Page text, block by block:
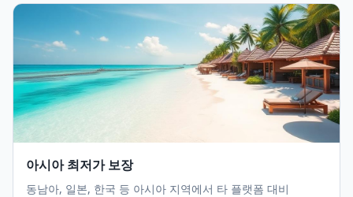
아시아 최저가 보장
동남아, 일본, 한국 등 아시아 지역에서 타 플랫폼 대비